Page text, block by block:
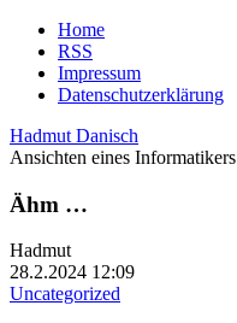
Home
RSS
Impressum
Datenschutzerklärung
Hadmut Danisch
Ansichten eines Informatikers
Ähm …
Hadmut
28.2.2024 12:09
Uncategorized